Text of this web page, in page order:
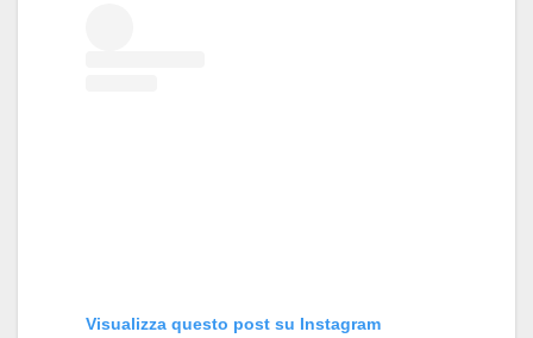
Visualizza questo post su Instagram